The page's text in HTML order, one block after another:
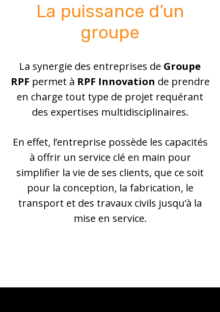
La puissance d’un
groupe
La synergie des entreprises de Groupe
RPF permet à RPF Innovation de prendre
en charge tout type de projet requérant
des expertises multidisciplinaires.
En effet, l’entreprise possède les capacités
à offrir un service clé en main pour
simplifier la vie de ses clients, que ce soit
pour la conception, la fabrication, le
transport et des travaux civils jusqu’à la
mise en service.